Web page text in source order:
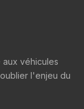
véhicules
oublier l'enjeu du